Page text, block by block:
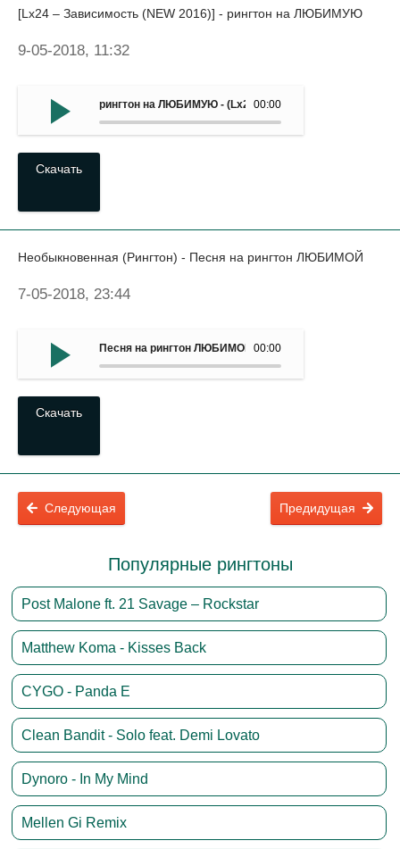
[Lx24 – Зависимость (NEW 2016)] - рингтон на ЛЮБИМУЮ
9-05-2018, 11:32
00:00
рингтон на ЛЮБИМУЮ - (Lx24 – Зависимость (NEW
Скачать
Необыкновенная (Рингтон) - Песня на рингтон ЛЮБИМОЙ
7-05-2018, 23:44
00:00
Песня на рингтон ЛЮБИМОЙ - Необыкновенная
Скачать
Предидущая
Следующая
Популярные рингтоны
Post Malone ft. 21 Savage – Rockstar
Matthew Koma - Kisses Back
CYGO - Panda E
Clean Bandit - Solo feat. Demi Lovato
Dynoro - In My Mind
Mellen Gi Remix